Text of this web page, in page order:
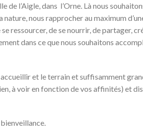
l’Aigle, dans l’Orne. Là nous
nous rapprocher au maximum
ressourcer, de se nourrir, de partager,
dans ce que nous souhaitons
et le terrain et suffisamment
à voir en fonction de vos affinités) et